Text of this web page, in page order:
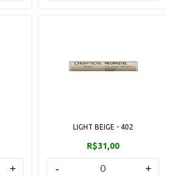
+
LIGHT BEIGE - 402
R$31,00
- +